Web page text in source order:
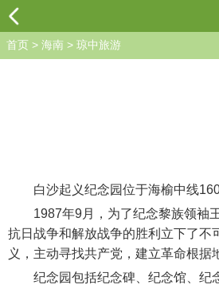
首页 > 海南 > 琼中旅游
白沙起义纪念园位于海榆中线160
1987年9月，为了纪念黎族领袖王
抗日战争和解放战争的胜利立下了不
义，主动寻找共产党，建立革命根据
纪念园包括纪念碑、纪念馆、纪念